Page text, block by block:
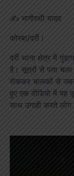
✍️ भागीरथी यादव
कोरबा/दर्री।
दर्री थाना क्षेत्र में
है। सूत्रों से पता
रोककर चालकों से
हुए एक वीडियो में यह
साथ उगाही करते